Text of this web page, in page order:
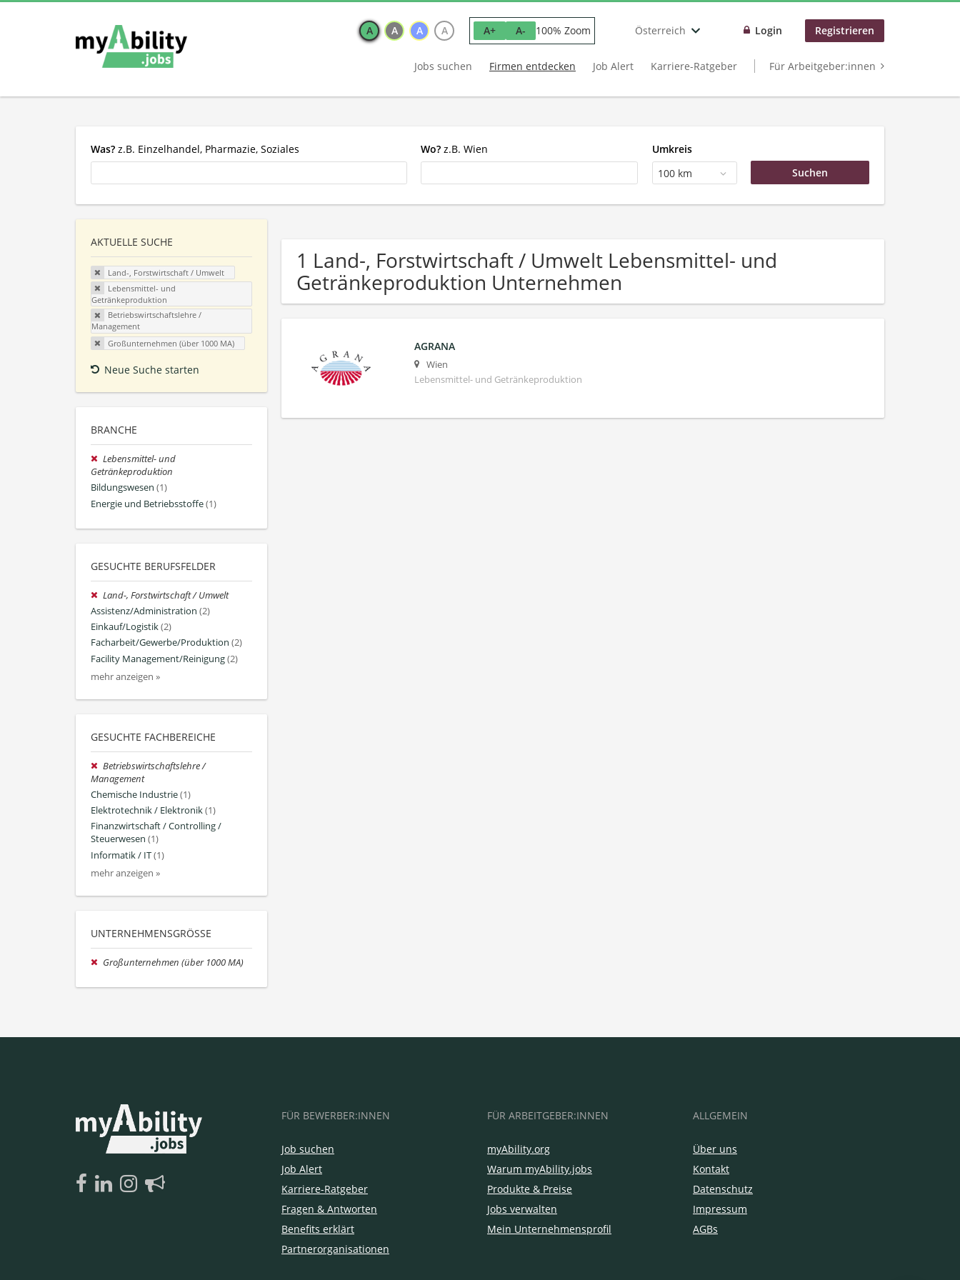
A A A A A+ A- 100% Zoom Österreich Login Registrieren
Jobs suchen Firmen entdecken Job Alert Karriere-Ratgeber Für Arbeitgeber:innen
Was? z.B. Einzelhandel, Pharmazie, Soziales Wo? z.B. Wien
Umkreis
100 km
AKTUELLE SUCHE
Land-, Forstwirtschaft / Umwelt
Lebensmittel- und
Getränkeproduktion
Betriebswirtschaftslehre /
Management
Großunternehmen (über 1000 MA)
Neue Suche starten
BRANCHE
Lebensmittel- und
Getränkeproduktion
Bildungswesen (1)
Energie und Betriebsstoffe(1)
GESUCHTE BERUFSFELDER
Land-, Forstwirtschaft / Umwelt
Assistenz/Administration (2)
Einkauf/Logistik(2)
Facharbeit/Gewerbe/Produktion (2)
Facility Management/Reinigung(2)
mehr anzeigen »
GESUCHTE FACHBEREICHE
Betriebswirtschaftslehre /
Management
Chemische Industrie(1)
Elektrotechnik / Elektronik(1)
Finanzwirtschaft / Controlling /
Steuerwesen (1)
Informatik / IT(1)
mehr anzeigen »
UNTERNEHMENSGRÖSSE
Großunternehmen (über 1000 MA)
1 Land-, Forstwirtschaft / Umwelt Lebensmittel- und
Getränkeproduktion Unternehmen
AGRANA
Wien
Lebensmittel- und Getränkeproduktion
FÜR BEWERBER:INNEN
Job suchen
Job Alert
Karriere-Ratgeber
Fragen & Antworten
Benefits erklärt
Partnerorganisationen
FÜR ARBEITGEBER:INNEN
myAbility.org
Warum myAbility.jobs
Produkte & Preise
Jobs verwalten
Mein Unternehmensprofil
ALLGEMEIN
Über uns
Kontakt
Datenschutz
Impressum
AGBs